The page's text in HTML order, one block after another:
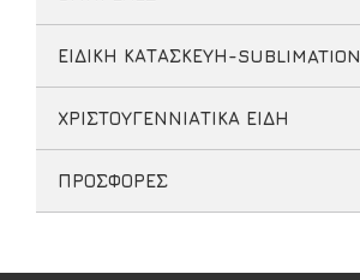
ΕΙΔΙΚΗ ΚΑΤΑΣΚΕΥΗ-SUBLIMATION
ΧΡΙΣΤΟΥΓΕΝΝΙΑΤΙΚΑ ΕΙΔΗ
ΠΡΟΣΦΟΡΕΣ